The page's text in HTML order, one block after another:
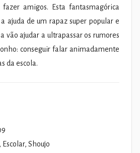
amigos. Esta fantasmagórica
ajuda de um rapaz super popular e
vão ajudar a ultrapassar os rumores
conseguir falar animadamente
da escola.
Escolar, Shoujo